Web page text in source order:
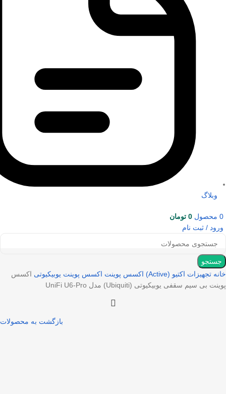
وبلاگ
0 محصول 0 تومان
ورود / ثبت نام
جستجو
خانه تجهیزات اکتیو (Active) اکسس پوینت اکسس پوینت یوبیکیوتی اکسس
پوینت بی سیم سقفی یوبیکیوتی (Ubiquiti) مدل UniFi U6-Pro
بازگشت به محصولات